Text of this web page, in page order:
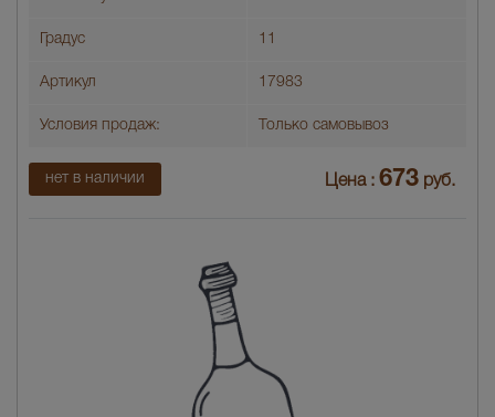
Градус 11
Артикул 17983
Условия продаж: Только самовывоз
нет в наличии Цена : 673 руб.